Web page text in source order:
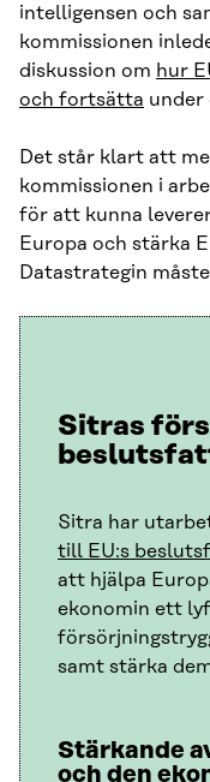
intelligensen och
kommissionen
diskussion om hur
och fortsätta under
Det står klart att
kommissionen i
för att kunna
Europa och stärka
Datastrategin
Sitras
Sitra har
till EU:s
att hjälpa
ekonomin ett
samt stärka
Stärkande
och den